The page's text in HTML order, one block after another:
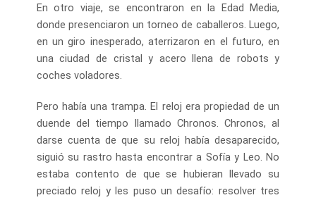
En otro viaje, se encontraron en la Edad Media,
donde presenciaron un torneo de caballeros. Luego,
en un giro inesperado, aterrizaron en el futuro, en
una ciudad de cristal y acero llena de robots y
coches voladores.
Pero había una trampa. El reloj era propiedad de un
duende del tiempo llamado Chronos. Chronos, al
darse cuenta de que su reloj había desaparecido,
siguió su rastro hasta encontrar a Sofía y Leo. No
estaba contento de que se hubieran llevado su
preciado reloj y les puso un desafío: resolver tres